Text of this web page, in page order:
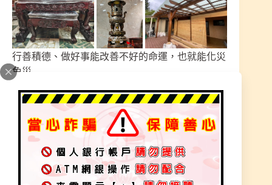
行善積德、做好事能改善不好的命運，也就能化災
免災
往天下布善種子，讓粒粒種子都能萌芽，一畝畝的
功德田，都能有豐碩的收成，這樣就能社會祥和，
天下無災。
太祖功德榜：捐獻法器、金尊、捐地、點燈、物
品、眾生用，基金都是捐獻給道場使用，「購地建